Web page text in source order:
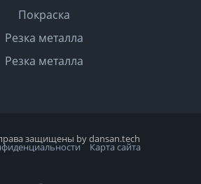
Покраска
Резка металла
Резка металла
защищены by dansan.tech
Карта сайта